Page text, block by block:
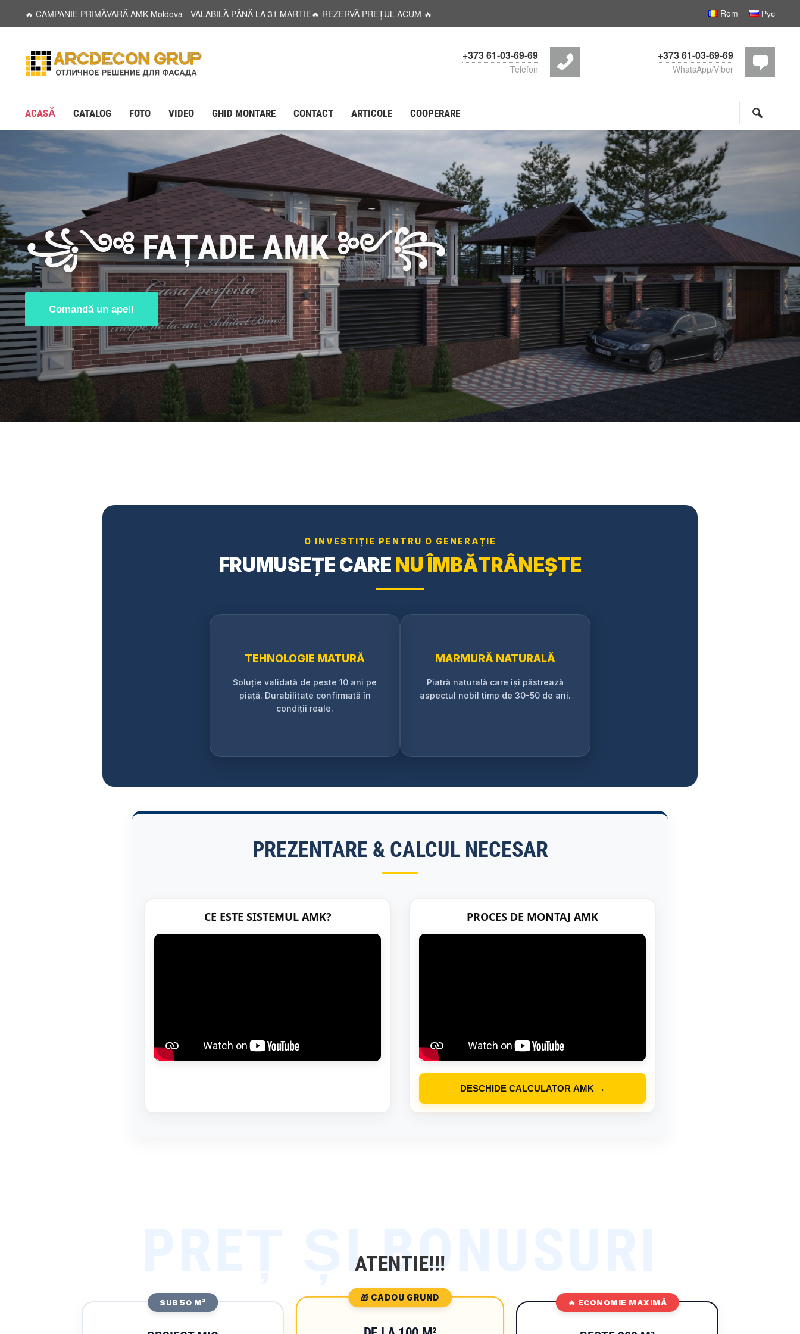
🔥 CAMPANIE PRIMĂVARĂ AMK Moldova - VALABILĂ PÂNĂ LA 31 MARTIE🔥 REZERVĂ PREȚUL ACUM 🔥 Rom Рус
+373 61-03-69-69
Telefon
+373 61-03-69-69
WhatsApp/Viber
ACASĂ CATALOG FOTO VIDEO GHID MONTARE CONTACT ARTICOLE COOPERARE
꧁༺ FAȚADE AMK ༻꧂
Comandă un apel!
O INVESTIȚIE PENTRU O GENERAȚIE
FRUMUSEȚE CARE NU ÎMBĂTRÂNEȘTE
TEHNOLOGIE MATURĂ
Soluție validată de peste 10 ani pe
piață. Durabilitate confirmată în
condiții reale.
MARMURĂ NATURALĂ
Piatră naturală care își păstrează
aspectul nobil timp de 30-50 de ani.
PREZENTARE & CALCUL NECESAR
CE ESTE SISTEMUL AMK? PROCES DE MONTAJ AMK
DESCHIDE CALCULATOR AMK →
ATENTIE!!!
SUB 50 M²
🎁 CADOU GRUND
🔥 ECONOMIE MAXIMĂ